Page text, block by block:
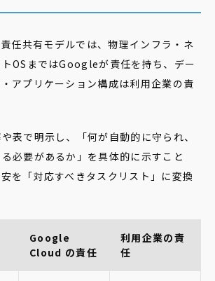
任共有モデルでは、物理インフラ・ネ
OSまではGoogleが責任を持ち、デー
アプリケーション構成は利用企業の責
表で明示し、「何が自動的に守られ、
必要があるか」を具体的に示すこと
を「対応すべきタスクリスト」に変換
Google
Cloud の責任
利用企業の責
任